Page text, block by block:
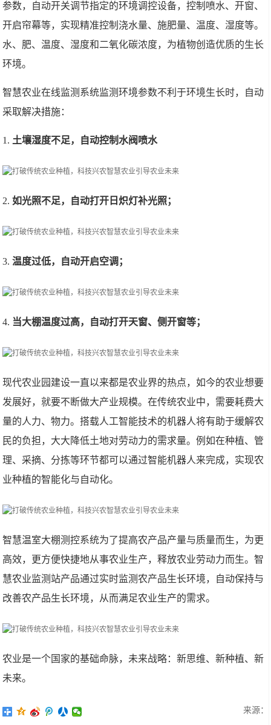
参数，自动开关调节指定的环境调控设备，控制喷水、开窗、
开启帘幕等，实现精准控制浇水量、施肥量、温度、湿度等。
水、肥、温度、湿度和二氧化碳浓度，为植物创造优质的生长
环境。
智慧农业在线监测系统监测环境参数不利于环境生长时，自动
采取解决措施：
1. 土壤湿度不足，自动控制水阀喷水
2.如光照不足，自动打开日炽灯补光照；
3.温度过低，自动开启空调；
4. 当大棚温度过高，自动打开天窗、侧开窗等；
现代农业园建设一直以来都是农业界的热点，如今的农业想要
发展好，就要不断做大产业规模。在传统农业中，需要耗费大
量的人力、物力。搭载人工智能技术的机器人将有助于缓解农
民的负担，大大降低土地对劳动力的需求量。例如在种植、管
理、采摘、分拣等环节都可以通过智能机器人来完成，实现农
业种植的智能化与自动化。
智慧温室大棚测控系统为了提高农产品产量与质量而生，为更
高效，更方便快捷地从事农业生产，释放农业劳动力而生。智
慧农业监测站产品通过实时监测农产品生长环境，自动保持与
改善农产品生长环境，从而满足农业生产的需求。
农业是一个国家的基础命脉，未来战略：新思维、新种植、新
未来。
来源：